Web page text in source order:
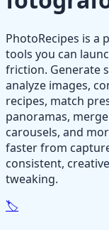
PhotoRecipes is a
tools you can
friction. Generate
analyze images,
recipes, match
panoramas,
carousels, and
faster from
consistent,
tweaking.
🏷️